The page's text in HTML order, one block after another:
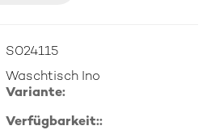
S024115
Waschtisch Ino
Variante:
Verfügbarkeit::